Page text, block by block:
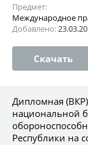
Предмет:
Международное
Добавлено:
Скачать
Дипломная
национальной
Республики на